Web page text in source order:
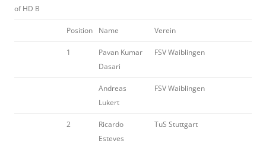
of HD B
Position Name Verein
1
Pavan Kumar
Dasari
FSV Waiblingen
Andreas
Lukert
FSV Waiblingen
2
Ricardo
Esteves
TuS Stuttgart